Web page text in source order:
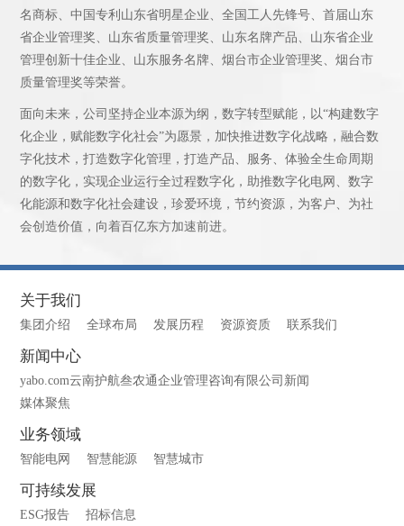
名商标、中国专利山东省明星企业、全国工人先锋号、首届山东
省企业管理奖、山东省质量管理奖、山东名牌产品、山东省企业
管理创新十佳企业、山东服务名牌、烟台市企业管理奖、烟台市
质量管理奖等荣誉。
面向未来，公司坚持企业本源为纲，数字转型赋能，以“构建数字
化企业，赋能数字化社会”为愿景，加快推进数字化战略，融合数
字化技术，打造数字化管理，打造产品、服务、体验全生命周期
的数字化，实现企业运行全过程数字化，助推数字化电网、数字
化能源和数字化社会建设，珍爱环境，节约资源，为客户、为社
会创造价值，向着百亿东方加速前进。
关于我们
集团介绍 全球布局 发展历程 资源资质 联系我们
新闻中心
yabo.com云南护航叁农通企业管理咨询有限公司新闻
媒体聚焦
业务领域
智能电网 智慧能源 智慧城市
可持续发展
ESG报告 招标信息